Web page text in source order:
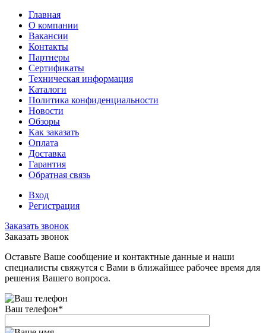
Главная
О компании
Вакансии
Контакты
Партнеры
Сертификаты
Техническая информация
Каталоги
Политика конфиденциальности
Новости
Обзоры
Как заказать
Оплата
Доставка
Гарантия
Обратная связь
Вход
Регистрация
Заказать звонок
Заказать звонок
Оставьте Ваше сообщение и контактные данные и наши
специалисты свяжутся с Вами в ближайшее рабочее время для
решения Вашего вопроса.
Ваш телефон*